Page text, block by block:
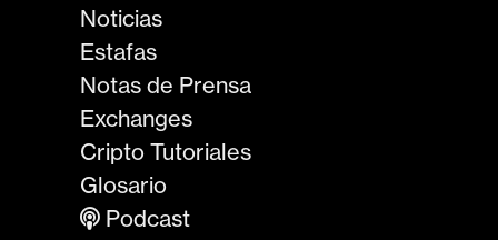
Noticias
Estafas
Notas de Prensa
Exchanges
Cripto Tutoriales
Glosario
Podcast